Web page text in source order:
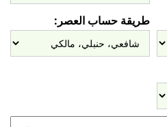
طريقة حساب العصر: